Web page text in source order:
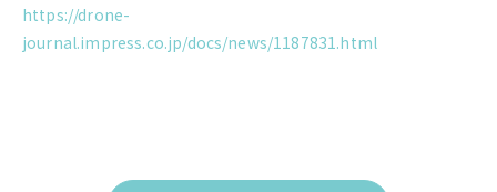
https://drone-
journal.impress.co.jp/docs/news/1187831.html